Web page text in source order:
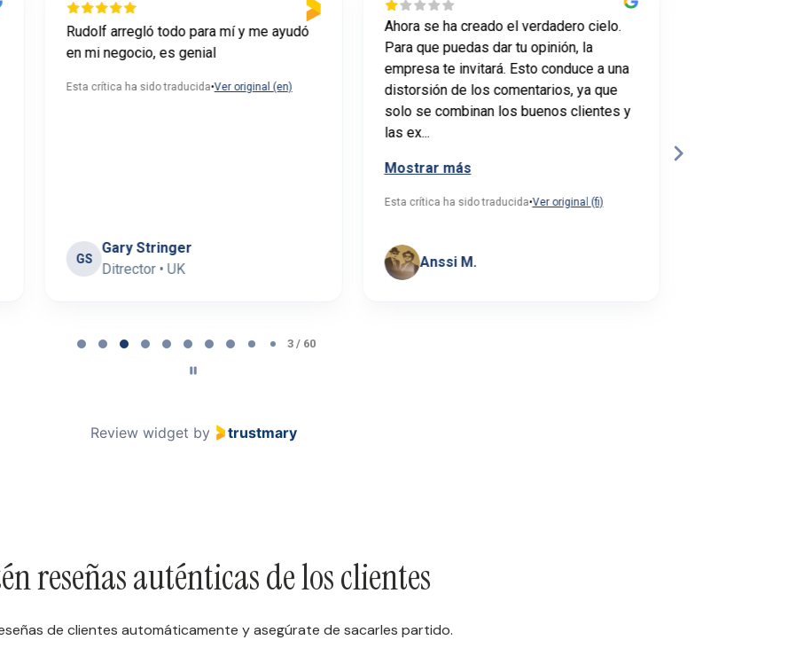
Rudolf arregló todo para mí y me ayudó
en mi negocio, es genial
Esta crítica ha sido traducida•Ver original (en)
GS
Gary Stringer
Ditrector • UK
Ahora se ha creado el verdadero cielo.
Para que puedas dar tu opinión, la
empresa te invitará. Esto conduce a una
distorsión de los comentarios, ya que
solo se combinan los buenos clientes y
las ex...
Mostrar más
Esta crítica ha sido traducida•Ver original (fi)
Anssi M.
3 / 60
Review widget by trustmary
reseñas auténticas de los clientes
de clientes automáticamente y asegúrate de sacarles partido.